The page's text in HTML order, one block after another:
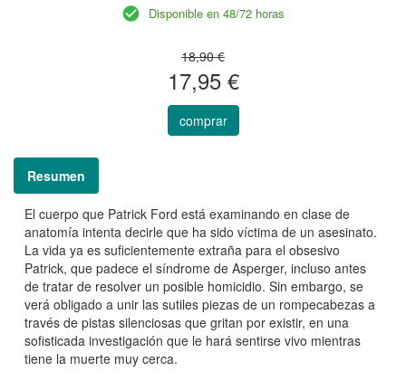
Disponible en 48/72 horas
18,90 €
17,95 €
comprar
Resumen
El cuerpo que Patrick Ford está examinando en clase de
anatomía intenta decirle que ha sido víctima de un asesinato.
La vida ya es suficientemente extraña para el obsesivo
Patrick, que padece el síndrome de Asperger, incluso antes
de tratar de resolver un posible homicidio. Sin embargo, se
verá obligado a unir las sutiles piezas de un rompecabezas a
través de pistas silenciosas que gritan por existir, en una
sofisticada investigación que le hará sentirse vivo mientras
tiene la muerte muy cerca.